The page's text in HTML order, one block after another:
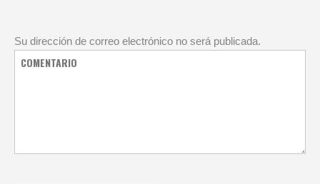
Su dirección de correo electrónico no será publicada.